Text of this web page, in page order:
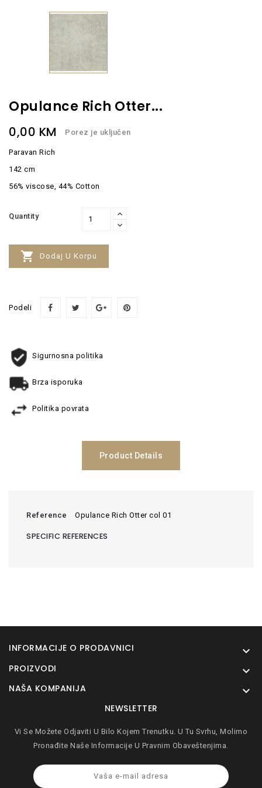
Opulance Rich Otter...
0,00 KM Porez je uključen
Paravan Rich
142 cm
56% viscose, 44% Cotton
Quantity
 Dodaj U Korpu
Podeli
Sigurnosna politika
Brza isporuka
Politika povrata
Product Details
Reference Opulance Rich Otter col 01
SPECIFIC REFERENCES
INFORMACIJE O PRODAVNICI 
PROIZVODI 
NAŠA KOMPANIJA 
NEWSLETTER
Vi Se Možete Odjaviti U Bilo Kojem Trenutku. U Tu Svrhu, Molimo
Pronađite Naše Informacije U Pravnim Obaveštenjima.